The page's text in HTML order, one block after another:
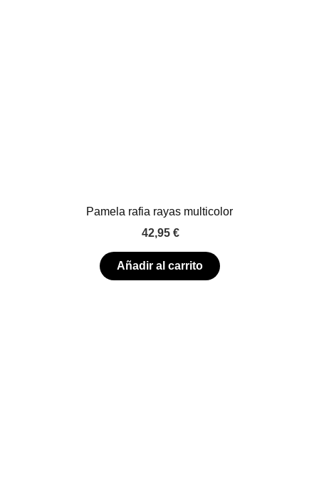
Pamela rafia rayas multicolor
42,95 €
Añadir al carrito